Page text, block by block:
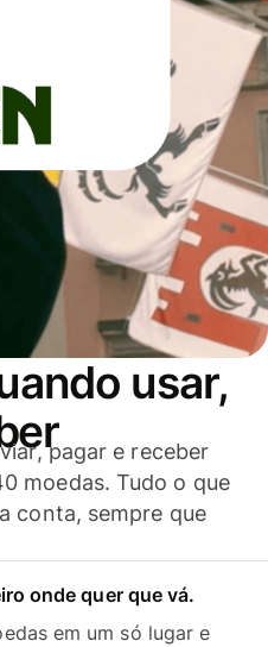
usar,
pagar e receber
moedas. Tudo o que
conta, sempre que
onde quer que vá.
em um só lugar e